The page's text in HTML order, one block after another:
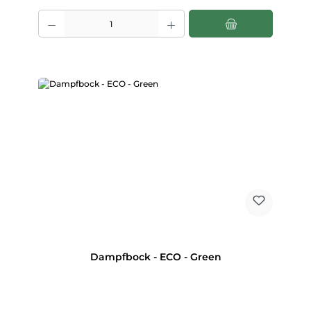
Produkt Anzahl: Gib den gewünschten Wert ein oder benutze die
Dampfbock - ECO - Green